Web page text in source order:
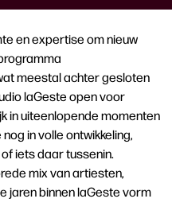
en expertise om nieuw
meestal achter gesloten
laGeste open voor
in uiteenlopende momenten
in volle ontwikkeling,
iets daar tussenin.
mix van artiesten,
jaren binnen laGeste vorm